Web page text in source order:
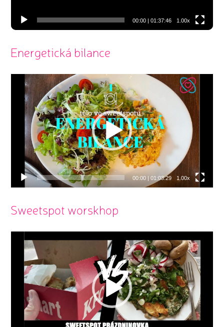
00:00| 01:37:46 1.00x
Energetická bilance
Video
přehrávač
00:00| 01:03:29 1.00x
Sweetspot worskhop
přehrávač